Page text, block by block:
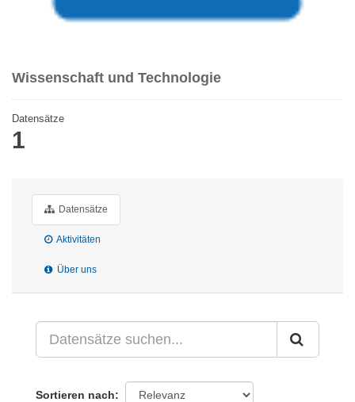
Wissenschaft und Technologie
Datensätze
1
Datensätze
Aktivitäten
Über uns
Sortieren nach